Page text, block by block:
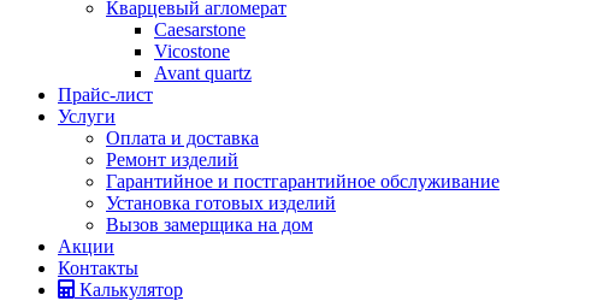
Кварцевый агломерат
Caesarstone
Vicostone
Avant quartz
Прайс-лист
Услуги
Оплата и доставка
Ремонт изделий
Гарантийное и постгарантийное обслуживание
Установка готовых изделий
Вызов замерщика на дом
Акции
Контакты
Калькулятор